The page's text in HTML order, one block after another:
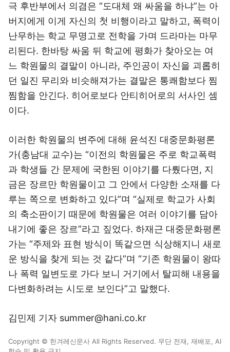
극 후반부에서 의겸은 “도대체 왜 싸움을 하냐”는 아
버지에게 이게 자신의 첫 비행이라고 말하고, 폭력이
난무하는 학교 무명고로 전학을 가며 드라마는 마무
리된다. 한바탕 싸움 뒤 학교에 평화가 찾아오는 여
느 학원물의 결말이 아니라, 주인공이 자신을 괴롭히
던 일진 무리와 비슷해져가는 결말은 통쾌함보다 찜
찜함을 안긴다. 히어로보다 안티히어로의 서사인 셈
이다.
이러한 학원물의 변주에 대해 윤석진 대중문화평론
가(충남대 교수)는 “이전의 학원물은 주로 학교폭력
과 학생들 간 문제에 국한된 이야기를 다뤘다면, 지
금은 장르만 학원물이고 그 안에서 다양한 소재를 다
루는 쪽으로 변화하고 있다”며 “실제로 학교가 사회
의 축소판이기 때문에 학원물은 여러 이야기를 담아
내기에 좋은 장르”라고 짚었다. 하재근 대중문화평론
가는 “주제와 표현 방식이 똑같으면 식상해지니 새로
운 방식을 찾게 되는 것 같다”며 “기존 학원물이 왕따
나 폭력 일변도로 가다 보니 거기에서 탈피해 내용을
다변화하려는 시도로 보인다”고 말했다.
김민제 기자 summer@hani.co.kr
Copyright © 한겨레신문사 All Rights Reserved. 무단 전재, 재배포, AI